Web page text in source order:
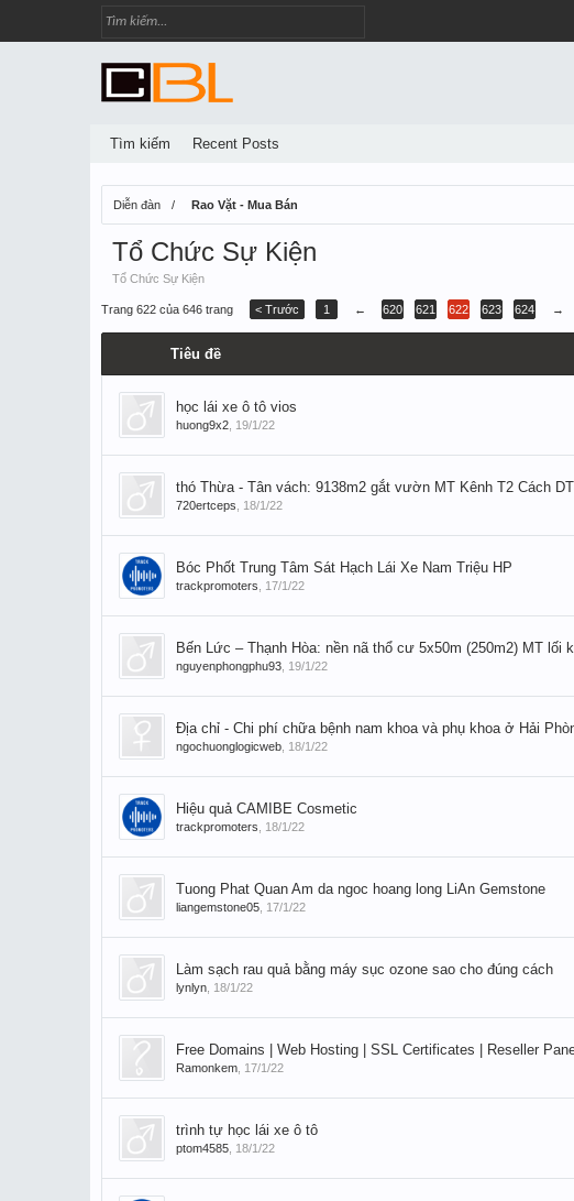
Diễn đàn Rao Vặt - Mua Bán
Tổ Chức Sự Kiện
Tổ Chức Sự Kiện
Trang 622 của 646 trang < Trước 1 ← 620 621 622 623 624 →
Tiêu đề
học lái xe ô tô vios
huong9x2 19/1/22
thó Thừa - Tân vách: 9138m2 gắt vườn MT Kênh T2 Cách
720ertceps 18/1/22
Bóc Phốt Trung Tâm Sát Hạch Lái Xe Nam Triệu HP
trackpromoters 17/1/22
Bến Lức – Thạnh Hòa: nền nã thổ cư 5x50m (250m2) MT lối
nguyenphongphu93 19/1/22
Địa chỉ - Chi phí chữa bệnh nam khoa và phụ khoa ở Hải
ngochuonglogicweb 18/1/22
Hiệu quả CAMIBE Cosmetic
trackpromoters 18/1/22
Tuong Phat Quan Am da ngoc hoang long LiAn Gemstone
liangemstone05 17/1/22
Làm sạch rau quả bằng máy sục ozone sao cho đúng cách
lynlyn 18/1/22
Free Domains | Web Hosting | SSL Certificates | Reseller
Ramonkem 17/1/22
trình tự học lái xe ô tô
ptom4585 18/1/22
Tìm kiếm Recent Posts